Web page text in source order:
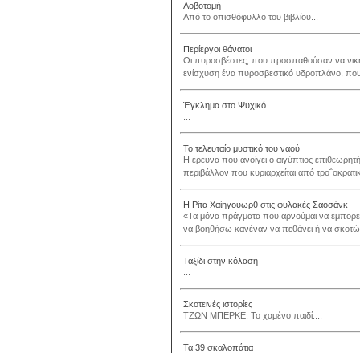
Λοβοτομή
Από το οπισθόφυλλο του βιβλίου...
Περίεργοι θάνατοι
Οι πυροσβέστες, που προσπαθούσαν να
ενίσχυση ένα πυροσβεστικό υδροπλάνο,
Έγκλημα στο Ψυχικό
Το τελευταίο μυστικό του ναού
Η έρευνα που ανοίγει ο αιγύπτιος
περιβάλλον που κυριαρχείται από
Η Ρίτα Χαίηγουωρθ στις φυλακές Σαοσάνκ
«Τα μόνα πράγματα που αρνούμαι να
να βοηθήσω κανέναν να πεθάνει ή να
Ταξίδι στην κόλαση
Σκοτεινές ιστορίες
ΤΖΩΝ ΜΠΕΡΚΕ: Το χαμένο παιδί....
Τα 39 σκαλοπάτια